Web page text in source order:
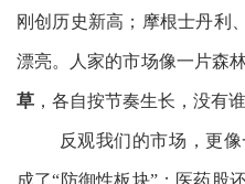
刚创历史新高；摩根士丹利
漂亮。人家的市场像一片森林
草，各自按节奏生长，没有谁
反观我们的市场，更